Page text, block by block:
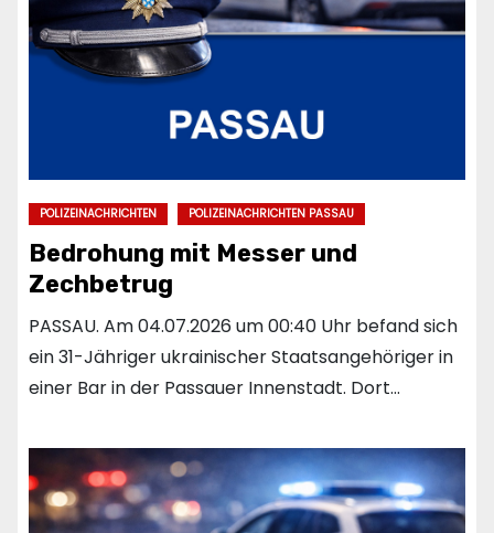
POLIZEINACHRICHTEN POLIZEINACHRICHTEN PASSAU
Bedrohung mit Messer und
Zechbetrug
PASSAU. Am 04.07.2026 um 00:40 Uhr befand sich
ein 31-Jähriger ukrainischer Staatsangehöriger in
einer Bar in der Passauer Innenstadt. Dort…